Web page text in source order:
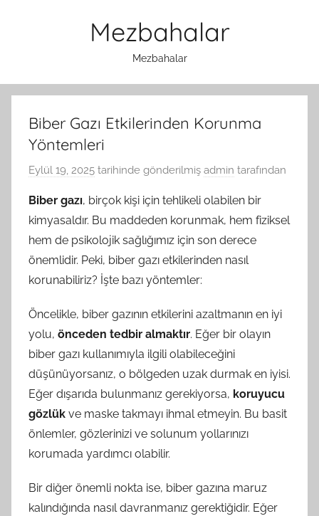
Mezbahalar
Mezbahalar
Biber Gazı Etkilerinden Korunma
Yöntemleri
Eylül 19, 2025 tarihinde gönderilmiş admin tarafından
Biber gazı, birçok kişi için tehlikeli olabilen bir
kimyasaldır. Bu maddeden korunmak, hem fiziksel
hem de psikolojik sağlığımız için son derece
önemlidir. Peki, biber gazı etkilerinden nasıl
korunabiliriz? İşte bazı yöntemler:
Öncelikle, biber gazının etkilerini azaltmanın en iyi
yolu, önceden tedbir almaktır. Eğer bir olayın
biber gazı kullanımıyla ilgili olabileceğini
düşünüyorsanız, o bölgeden uzak durmak en iyisi.
Eğer dışarıda bulunmanız gerekiyorsa, koruyucu
gözlük ve maske takmayı ihmal etmeyin. Bu basit
önlemler, gözlerinizi ve solunum yollarınızı
korumada yardımcı olabilir.
Bir diğer önemli nokta ise, biber gazına maruz
kalındığında nasıl davranmanız gerektiğidir. Eğer